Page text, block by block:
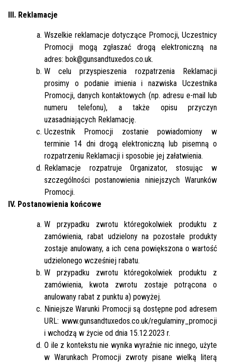
III. Reklamacje
Wszelkie reklamacje dotyczące Promocji, Uczestnicy
Promocji mogą zgłaszać drogą elektroniczną na
adres: bok@gunsandtuxedos.co.uk.
W celu przyspieszenia rozpatrzenia Reklamacji
prosimy o podanie imienia i nazwiska Uczestnika
Promocji, danych kontaktowych (np. adresu e-mail lub
numeru telefonu), a także opisu przyczyn
uzasadniających Reklamację.
Uczestnik Promocji zostanie powiadomiony w
terminie 14 dni drogą elektroniczną lub pisemną o
rozpatrzeniu Reklamacji i sposobie jej załatwienia.
Reklamacje rozpatruje Organizator, stosując w
szczególności postanowienia niniejszych Warunków
Promocji.
IV. Postanowienia końcowe
W przypadku zwrotu któregokolwiek produktu z
zamówienia, rabat udzielony na pozostałe produkty
zostaje anulowany, a ich cena powiększona o wartość
udzielonego wcześniej rabatu.
W przypadku zwrotu któregokolwiek produktu z
zamówienia, kwota zwrotu zostaje potrącona o
anulowany rabat z punktu a) powyżej.
Niniejsze Warunki Promocji są dostępne pod adresem
URL: www.gunsandtuxedos.co.uk/regulaminy_promocji
i wchodzą w życie od dnia 15.12.2023 r.
O ile z kontekstu nie wynika wyraźnie nic innego, użyte
w Warunkach Promocji zwroty pisane wielką literą